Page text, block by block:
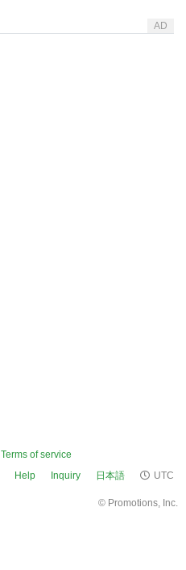
AD
Terms of service
Help Inquiry 日本語 UTC
© Promotions, Inc.